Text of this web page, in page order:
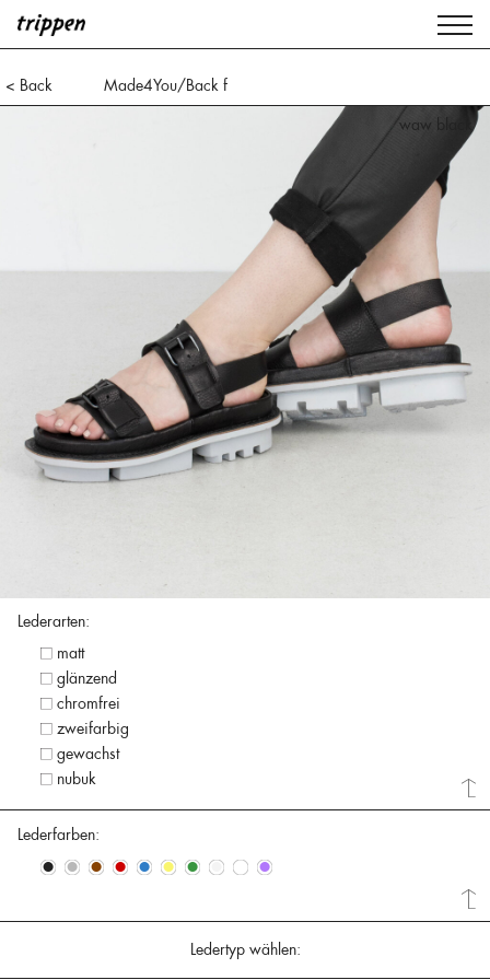
< Back
Made4You/Back f
waw black
Lederarten:
matt
glänzend
chromfrei
zweifarbig
gewachst
nubuk
Lederfarben:
• • • • • • • • • •
Ledertyp wählen: